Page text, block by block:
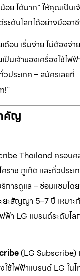
อย ได้มาก” ให้คุณเป็นเ
ะดับโลกได้อย่างมืออา
เดือน เริ่มง่าย ไม่ต้องจ่
นเจ้าของเครื่องใช้ไฟ
ประเทศ – สมัครเลยที่
คัญ
Thailand ครอบ
ราช ภูเก็ต และทั่วประ
การดูแล – ซ่อมแซมโด
ยะสัญญา 5–7 ปี เหมา
ฟฟ้า LG แบรนด์ระดับโ
(LG Subscribe)
ใช้ไฟฟ้าแบรนด์ LG ใน